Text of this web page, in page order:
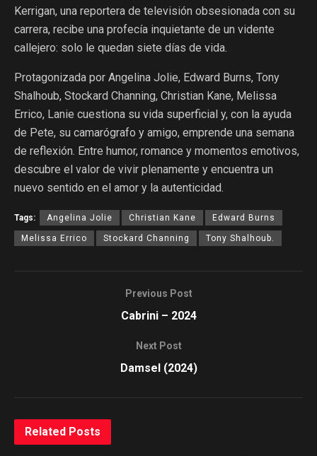
Kerrigan, una reportera de televisión obsesionada con su
carrera, recibe una profecía inquietante de un vidente
callejero: solo le quedan siete días de vida.
Protagonizada por Angelina Jolie, Edward Burns, Tony
Shalhoub, Stockard Channing, Christian Kane, Melissa
Errico, Lanie cuestiona su vida superficial y, con la ayuda
de Pete, su camarógrafo y amigo, emprende una semana
de reflexión. Entre humor, romance y momentos emotivos,
descubre el valor de vivir plenamente y encuentra un
nuevo sentido en el amor y la autenticidad.
Tags: Angelina Jolie Christian Kane Edward Burns
Melissa Errico Stockard Channing Tony Shalhoub.
Previous Post
Cabrini – 2024
Next Post
Damsel (2024)
Related Posts